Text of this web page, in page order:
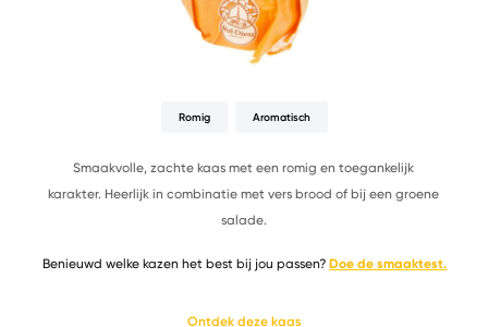
Romig Aromatisch
Smaakvolle, zachte kaas met een romig en toegankelijk
karakter. Heerlijk in combinatie met vers brood of bij een groene
salade.
Benieuwd welke kazen het best bij jou passen? Doe de smaaktest.
Ontdek deze kaas